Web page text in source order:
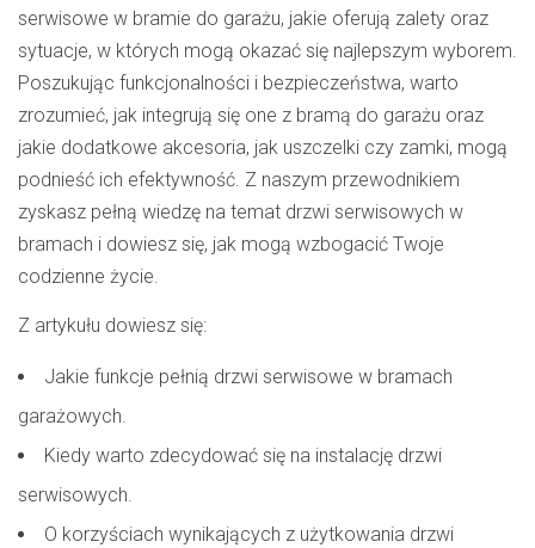
serwisowe w bramie do garażu, jakie oferują zalety oraz
sytuacje, w których mogą okazać się najlepszym wyborem.
Poszukując funkcjonalności i bezpieczeństwa, warto
zrozumieć, jak integrują się one z bramą do garażu oraz
jakie dodatkowe akcesoria, jak uszczelki czy zamki, mogą
podnieść ich efektywność. Z naszym przewodnikiem
zyskasz pełną wiedzę na temat drzwi serwisowych w
bramach i dowiesz się, jak mogą wzbogacić Twoje
codzienne życie.
Z artykułu dowiesz się:
Jakie funkcje pełnią drzwi serwisowe w bramach
garażowych.
Kiedy warto zdecydować się na instalację drzwi
serwisowych.
O korzyściach wynikających z użytkowania drzwi